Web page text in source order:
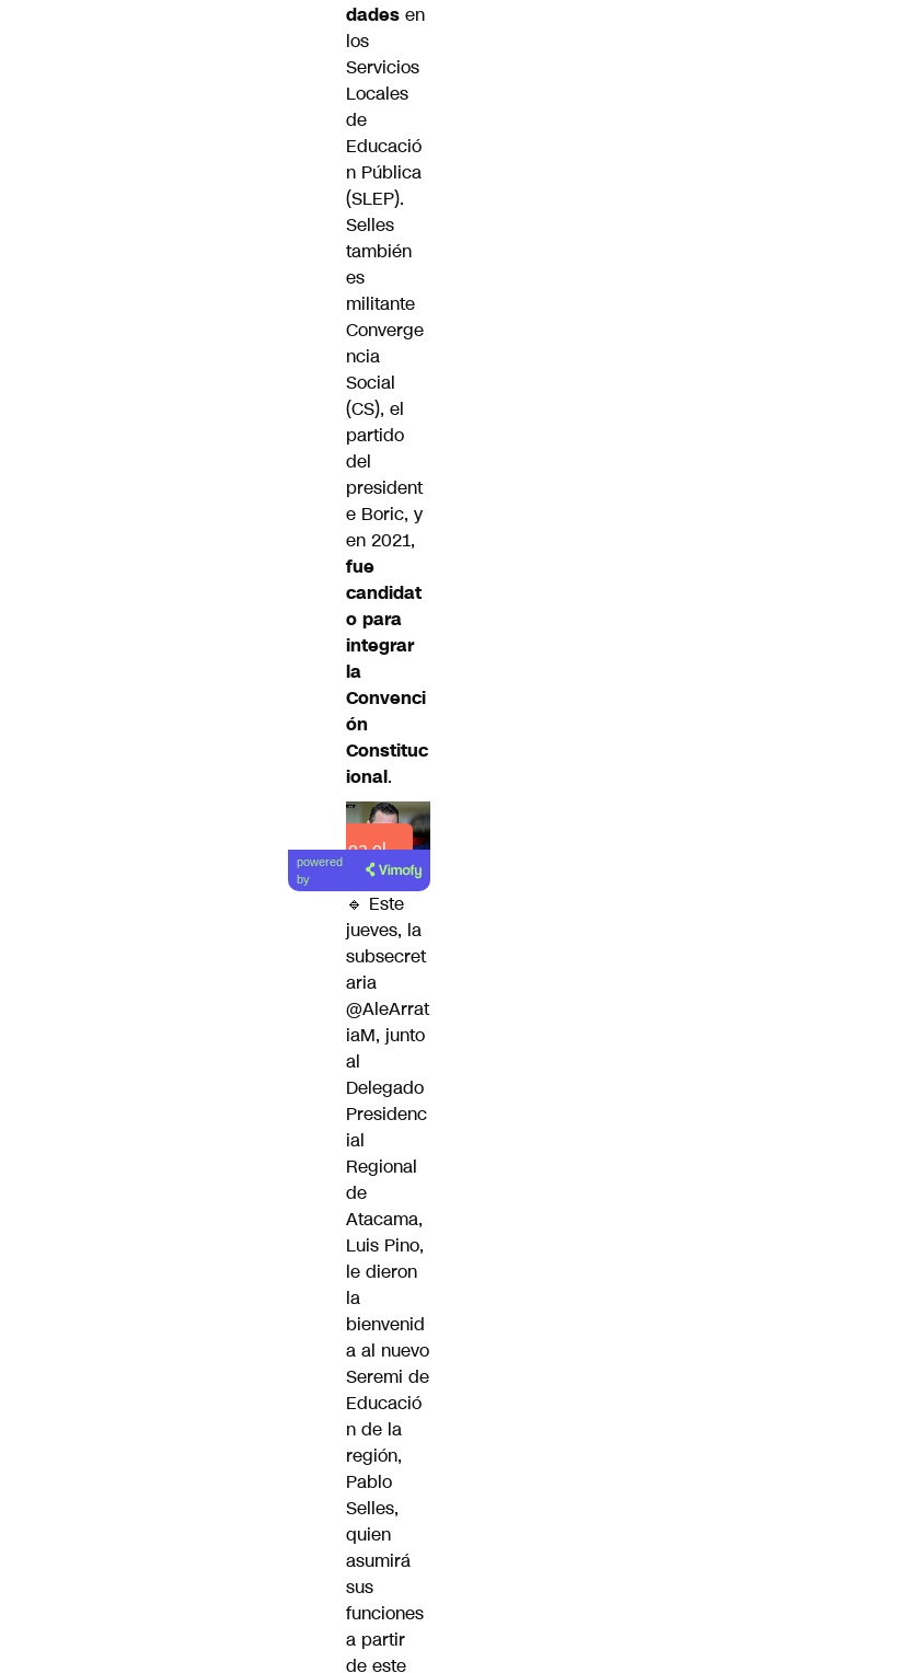
dades en
los
Servicios
Locales
de
Educació
n Pública
(SLEP).
Selles
también
es
militante
Converge
ncia
Social
(CS), el
partido
del
president
e Boric, y
en 2021,
fue
candidat
o para
integrar
la
Convenci
ón
Constituc
ional.
Lea el
artículo
powered
by
🔹 Este
jueves, la
subsecret
aria
@AleArrat
iaM, junto
al
Delegado
Presidenc
ial
Regional
de
Atacama,
Luis Pino,
le dieron
la
bienvenid
a al nuevo
Seremi de
Educació
n de la
región,
Pablo
Selles,
quien
asumirá
sus
funciones
a partir
de este